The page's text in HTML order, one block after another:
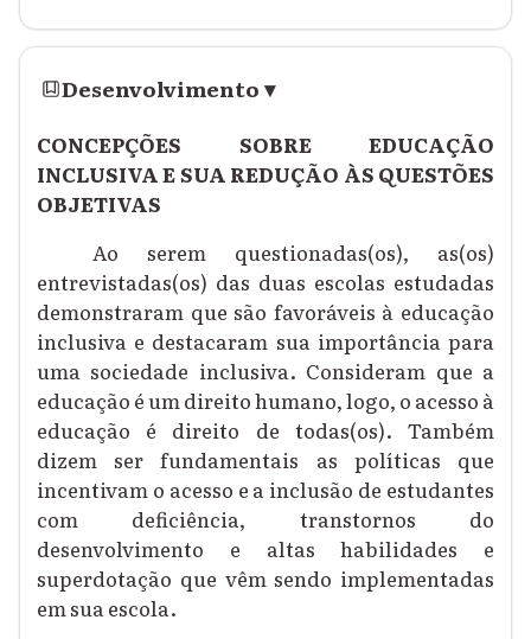
Desenvolvimento▾
CONCEPÇÕES SOBRE EDUCAÇÃO
INCLUSIVA E SUA REDUÇÃO ÀS QUESTÕES
OBJETIVAS
Aoserem questionadas(os), as(os)
entrevistadas(os) das duas escolas estudadas
demonstraram que são favoráveis à educação
inclusiva e destacaram sua importância para
uma sociedade inclusiva. Consideram que a
educação é um direito humano, logo, o acesso à
educação é direito de todas(os). Também
dizem ser fundamentais as políticas que
incentivam o acesso e a inclusão de estudantes
com deficiência, transtornos do
desenvolvimento e altas habilidades e
superdotação que vêm sendo implementadas
em sua escola.